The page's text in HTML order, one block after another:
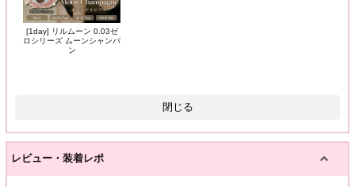
[1day] リルムーン 0.03ゼ
ロシリーズ ムーンシャンパ
ン
閉じる
レビュー・装着レポ